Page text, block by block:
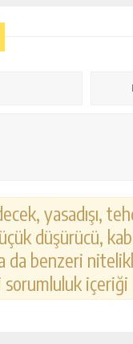
yasadışı,
düşürücü,
da benzeri